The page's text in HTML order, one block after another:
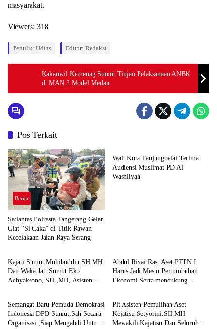
masyarakat.
Viewers: 318
Penulis: Udins Editor: Redaksi
Kakanwil Kemenag Sumut Tinjau Pelaksanaan ANBK
di MAN 2 Model Medan
Pos Terkait
Berita
Satlantas Polresta Tangerang Gelar
Giat “Si Caka” di Titik Rawan
Kecelakaan Jalan Raya Serang
Wali Kota Tanjungbalai Terima
Audiensi Muslimat PD Al
Washliyah
Berita
Kajati Sumut Muhibuddin.SH.MH
Dan Waka Jati Sumut Eko
Adhyaksono, SH.,MH, Asisten
Medan
Abdul Rivai Ras: Aset PTPN I
Harus Jadi Mesin Pertumbuhan
Ekonomi Serta mendukung
Berita
Semangat Baru Pemuda Demokrasi
Indonesia DPD Sumut,Sah Secara
Organisasi ,Siap Mengabdi Untuk
Berita
Plt Asisten Pemulihan Aset
Kejatisu Setyorini.SH.MH
Mewakili Kajatisu Dan Seluruh